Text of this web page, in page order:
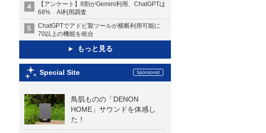
【アンケート】8割がGemini利用、ChatGPTは
68% AI利用調査
ChatGPTでアドビ製ツールが横断利用可能に
70以上の機能を統合
もっと見る
Special Site
鳥肌ものの「DENON
HOME」サウンドを体感し
た！